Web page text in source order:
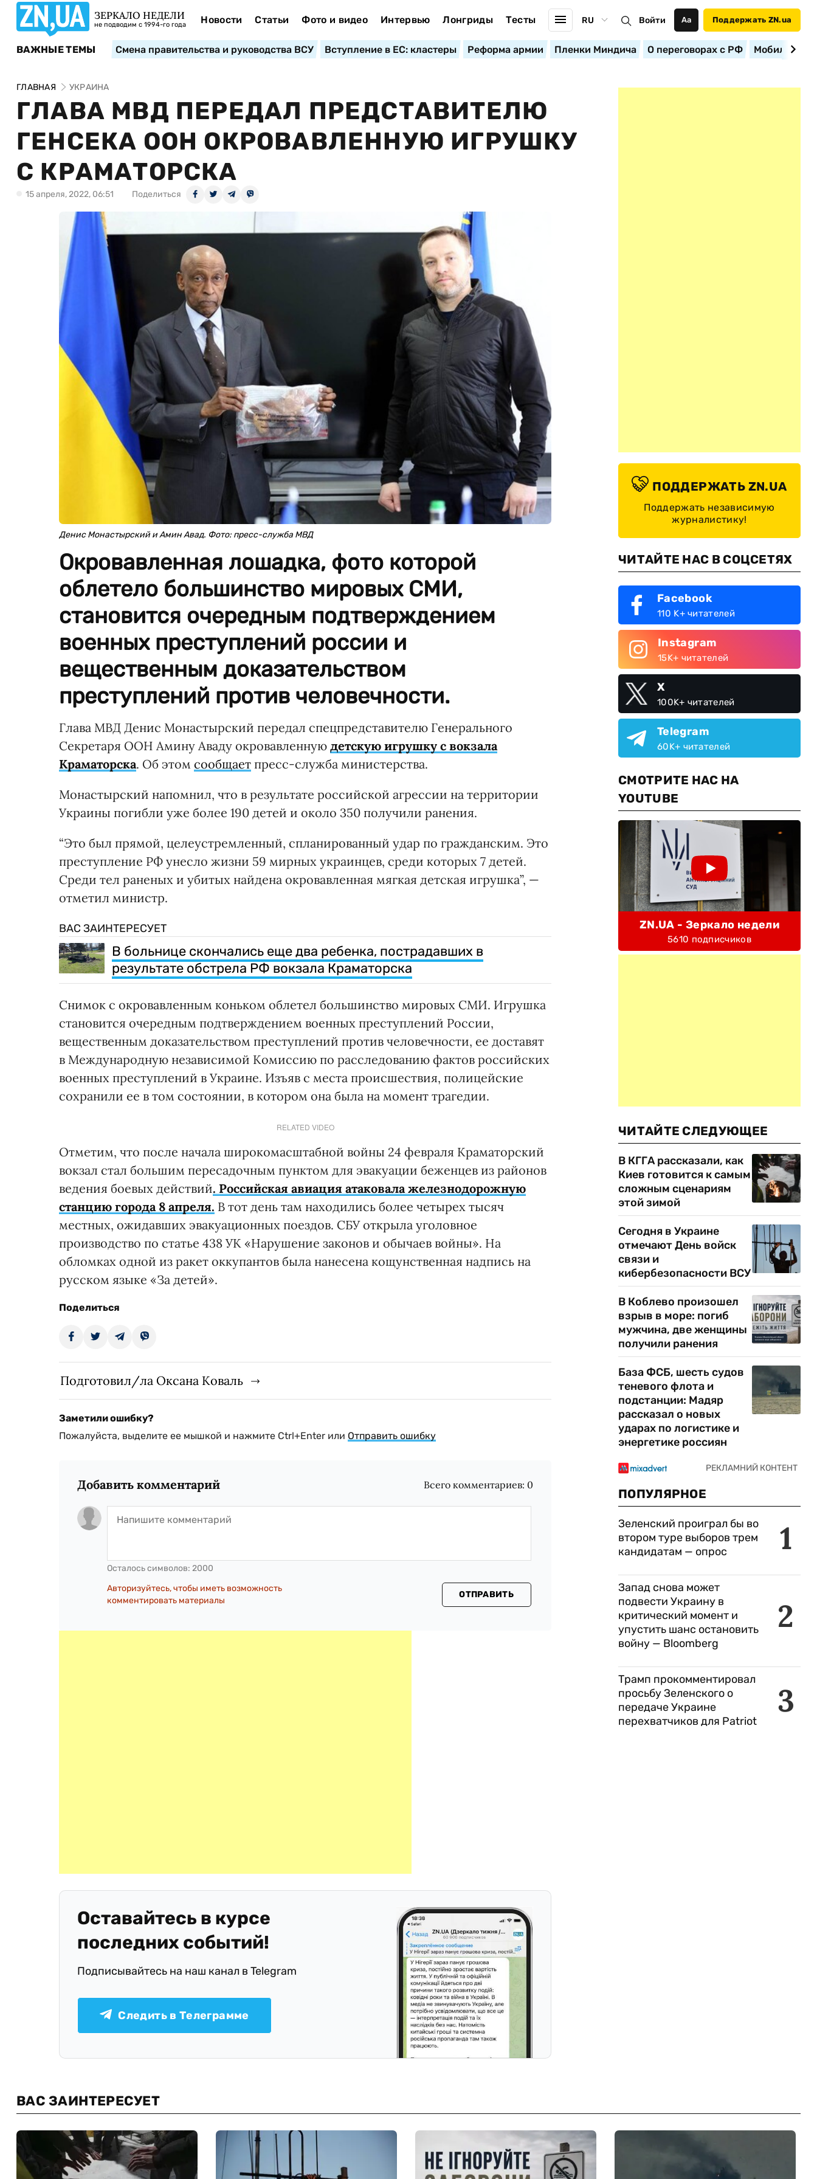
ЗЕРКАЛО НЕДЕЛИ
не подводим с 1994-го года Новости Статьи Фото и видео Интервью Лонгриды Тесты RU Войти Аа Поддержать ZN.ua
ВАЖНЫЕ ТЕМЫ Смена правительства и руководства ВСУ Вступление в ЕС: кластеры Реформа армии Пленки Миндича О переговорах с РФ
ГЛАВНАЯ УКРАИНА
ГЛАВА МВД ПЕРЕДАЛ ПРЕДСТАВИТЕЛЮ
ГЕНСЕКА ООН ОКРОВАВЛЕННУЮ ИГРУШКУ
С КРАМАТОРСКА
15 апреля, 2022, 06:51 Поделиться
Денис Монастырский и Амин Авад. Фото: пресс-служба МВД
Окровавленная лошадка, фото которой
облетело большинство мировых СМИ,
становится очередным подтверждением
военных преступлений россии и
вещественным доказательством
преступлений против человечности.
Глава МВД Денис Монастырский передал спецпредставителю Генерального
Секретаря ООН Амину Аваду окровавленную детскую игрушку с вокзала
Краматорска. Об этом сообщает пресс-служба министерства.
Монастырский напомнил, что в результате российской агрессии на территории
Украины погибли уже более 190 детей и около 350 получили ранения.
“Это был прямой, целеустремленный, спланированный удар по гражданским. Это
преступление РФ унесло жизни 59 мирных украинцев, среди которых 7 детей.
Среди тел раненых и убитых найдена окровавленная мягкая детская игрушка”, —
отметил министр.
ВАС ЗАИНТЕРЕСУЕТ
В больнице скончались еще два ребенка, пострадавших в
результате обстрела РФ вокзала Краматорска
Снимок с окровавленным коньком облетел большинство мировых СМИ. Игрушка
становится очередным подтверждением военных преступлений России,
вещественным доказательством преступлений против человечности, ее доставят
в Международную независимой Комиссию по расследованию фактов российских
военных преступлений в Украине. Изъяв с места происшествия, полицейские
сохранили ее в том состоянии, в котором она была на момент трагедии.
RELATED VIDEO
Отметим, что после начала широкомасштабной войны 24 февраля Краматорский
вокзал стал большим пересадочным пунктом для эвакуации беженцев из районов
ведения боевых действий. Российская авиация атаковала железнодорожную
станцию города 8 апреля. В тот день там находились более четырех тысяч
местных, ожидавших эвакуационных поездов. СБУ открыла уголовное
производство по статье 438 УК «Нарушение законов и обычаев войны». На
обломках одной из ракет оккупантов была нанесена кощунственная надпись на
русском языке «За детей».
Поделиться
Подготовил/ла Оксана Коваль
Заметили ошибку?
Пожалуйста, выделите ее мышкой и нажмите Ctrl+Enter или Отправить ошибку
Добавить комментарий Всего комментариев: 0
Осталось символов: 2000
Авторизуйтесь, чтобы иметь возможность
комментировать материалы
ОТПРАВИТЬ
Оставайтесь в курсе
последних событий!
Подписывайтесь на наш канал в Telegram
Следить в Телеграмме
ПОДДЕРЖАТЬ ZN.UA
Поддержать независимую
журналистику!
ЧИТАЙТЕ НАС В СОЦСЕТЯХ
Facebook
110 K+ читателей
Instagram
15K+ читателей
X
100K+ читателей
Telegram
60K+ читателей
СМОТРИТЕ НАС НА
YOUTUBE
ZN.UA - Зеркало недели
5610 подписчиков
ЧИТАЙТЕ СЛЕДУЮЩЕЕ
В КГГА рассказали, как
Киев готовится к самым
сложным сценариям
этой зимой
Сегодня в Украине
отмечают День войск
связи и
кибербезопасности ВСУ
В Коблево произошел
взрыв в море: погиб
мужчина, две женщины
получили ранения
База ФСБ, шесть судов
теневого флота и
подстанции: Мадяр
рассказал о новых
ударах по логистике и
энергетике россиян
ПОПУЛЯРНОЕ
1
Зеленский проиграл бы во
втором туре выборов трем
кандидатам — опрос
2
Запад снова может
подвести Украину в
критический момент и
упустить шанс остановить
войну — Bloomberg
3
Трамп прокомментировал
просьбу Зеленского о
передаче Украине
перехватчиков для Patriot
ВАС ЗАИНТЕРЕСУЕТ